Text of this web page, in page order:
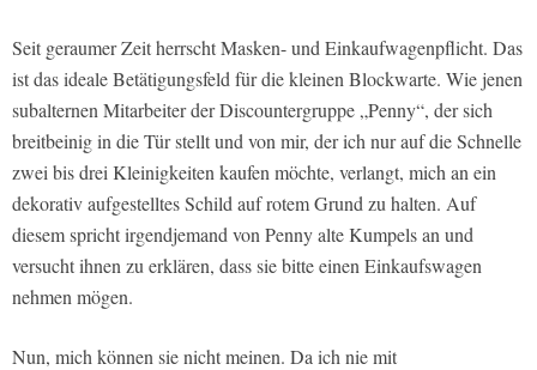
Seit geraumer Zeit herrscht Masken- und Einkaufwagenpflicht. Das
ist das ideale Betätigungsfeld für die kleinen Blockwarte. Wie jenen
subalternen Mitarbeiter der Discountergruppe „Penny“, der sich
breitbeinig in die Tür stellt und von mir, der ich nur auf die Schnelle
zwei bis drei Kleinigkeiten kaufen möchte, verlangt, mich an ein
dekorativ aufgestelltes Schild auf rotem Grund zu halten. Auf
diesem spricht irgendjemand von Penny alte Kumpels an und
versucht ihnen zu erklären, dass sie bitte einen Einkaufswagen
nehmen mögen.
Nun, mich können sie nicht meinen. Da ich nie mit